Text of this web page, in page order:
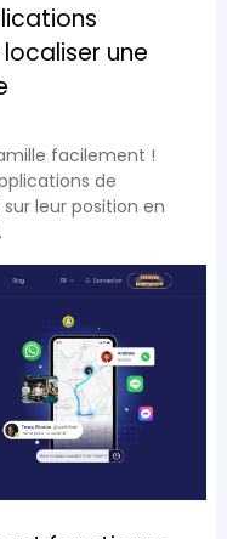
une
facilement !
de
leur position en